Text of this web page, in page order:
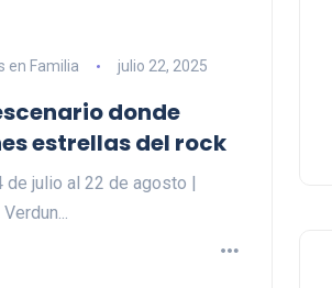
en Familia julio 22, 2025
donde
estrellas del rock
julio al 22 de agosto |